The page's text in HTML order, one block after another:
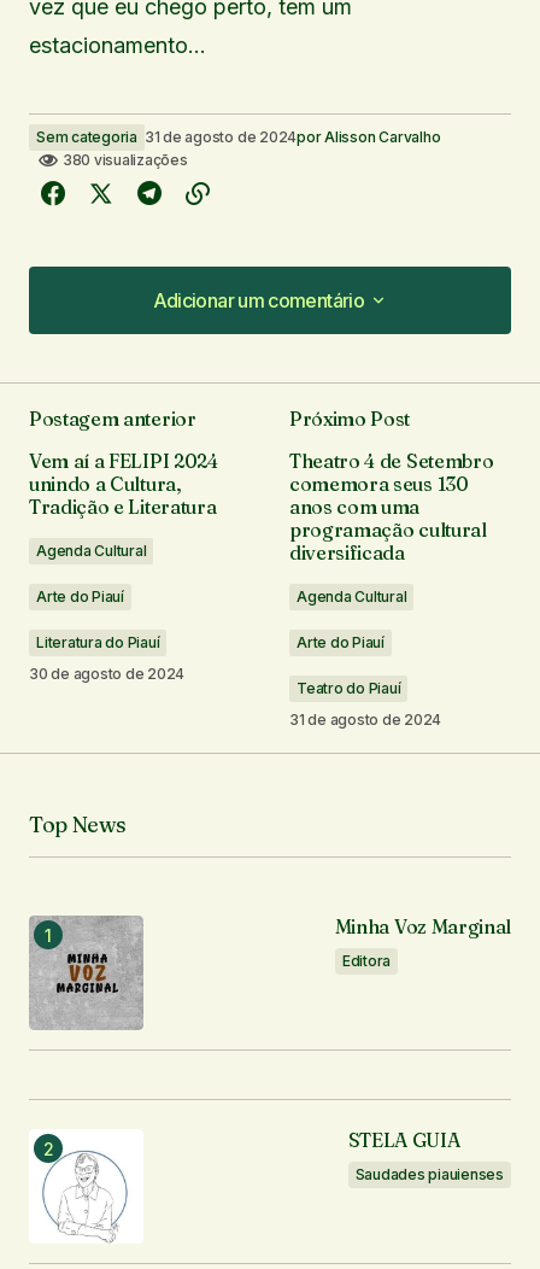
vez que eu chego perto, tem um
estacionamento…
Sem categoria 31 de agosto de 2024porAlisson Carvalho
380 visualizações
Adicionar um comentário
Adicionar um comentário
O seu endereço de e-mail não será publicado.
Campos obrigatórios são marcados com*
Seu nome*
Seu e-mail*
Notifique-me sobre novos comentários por e-mail.
Enviar comentário
Postagem anterior
Vem aí a FELIPI 2024
unindo a Cultura,
Tradição e Literatura
Agenda Cultural
Arte do Piauí
Literatura do Piauí
30 de agosto de 2024
Próximo Post
Theatro 4 de Setembro
comemora seus 130
anos com uma
programação cultural
diversificada
Agenda Cultural
Arte do Piauí
Teatro do Piauí
31 de agosto de 2024
Top News
Minha Voz Marginal
Editora
STELA GUIA
Saudades piauienses